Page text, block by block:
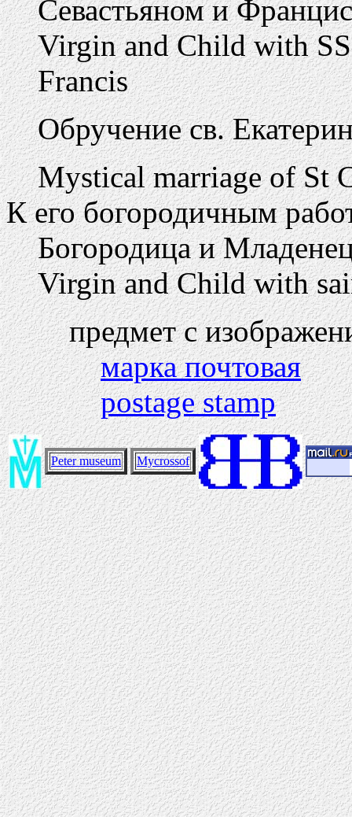
Севастьяном и
Virgin and Child with
Francis
Обручение св.
Mystical marriage of St
К его богородичным
Богородица и
Virgin and Child with
предмет с
марка почтовая
postage stamp
Peter museum Mycrossof